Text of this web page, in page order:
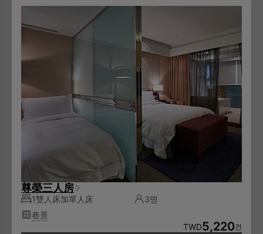
尊榮三人房
1雙人床加單人床
3명
巷景
TWD5,220건